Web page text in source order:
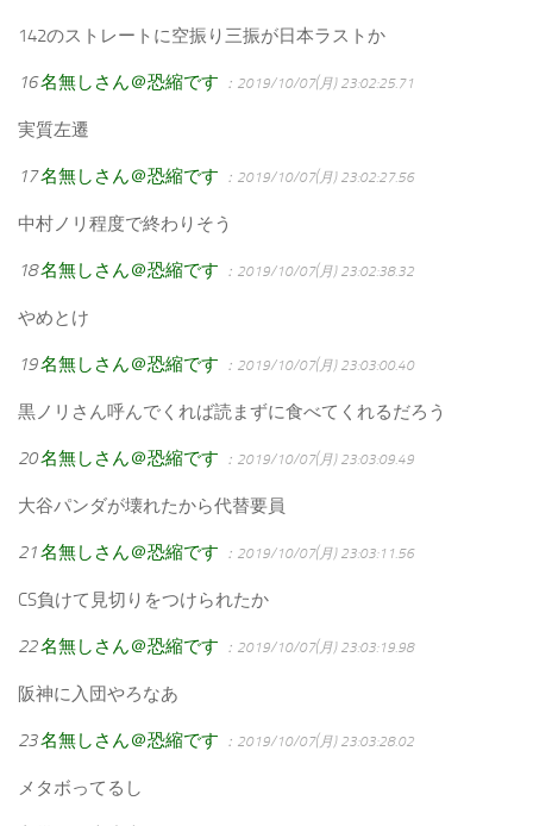
142のストレートに空振り三振が日本ラストか
16名無しさん＠恐縮です ：2019/10/07(月) 23:02:25.71
実質左遷
17名無しさん＠恐縮です ：2019/10/07(月) 23:02:27.56
中村ノリ程度で終わりそう
18名無しさん＠恐縮です ：2019/10/07(月) 23:02:38.32
やめとけ
19名無しさん＠恐縮です ：2019/10/07(月) 23:03:00.40
黒ノリさん呼んでくれば読まずに食べてくれるだろう
20名無しさん＠恐縮です ：2019/10/07(月) 23:03:09.49
大谷パンダが壊れたから代替要員
21名無しさん＠恐縮です ：2019/10/07(月) 23:03:11.56
CS負けて見切りをつけられたか
22名無しさん＠恐縮です ：2019/10/07(月) 23:03:19.98
阪神に入団やろなあ
23名無しさん＠恐縮です ：2019/10/07(月) 23:03:28.02
メタボってるし